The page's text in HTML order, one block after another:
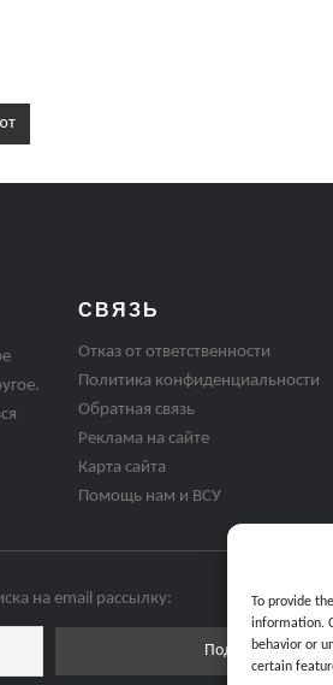
To provide
information.
behavior or
certain
СВЯЗЬ
Отказ от ответственности
Политика конфиденциальности
Обратная связь
Реклама на сайте
Карта сайта
Помощь нам и ВСУ
на email рассылку: